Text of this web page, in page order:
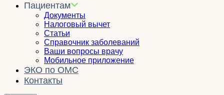
Пациентам
Документы
Налоговый вычет
Статьи
Справочник заболеваний
Ваши вопросы врачу
Мобильное приложение
ЭКО по ОМС
Контакты